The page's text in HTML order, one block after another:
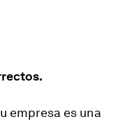
empresa es una